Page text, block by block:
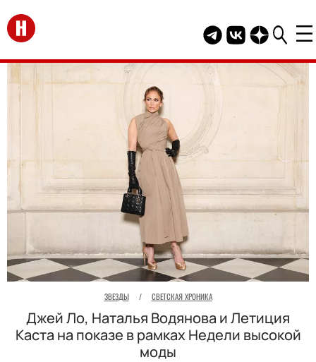
Перейти на главную
Telegram канал
Группа HELLO
Канал
ЗВЕЗДЫ / СВЕТСКАЯ ХРОНИКА
Джей Ло, Наталья Водянова и Летиция
Каста на показе в рамках Недели высокой
моды